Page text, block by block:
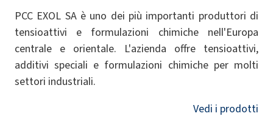
PCC EXOL SA è uno dei più importanti produttori di
tensioattivi e formulazioni chimiche nell'Europa
centrale e orientale. L'azienda offre tensioattivi,
additivi speciali e formulazioni chimiche per molti
settori industriali.
Vedi i prodotti